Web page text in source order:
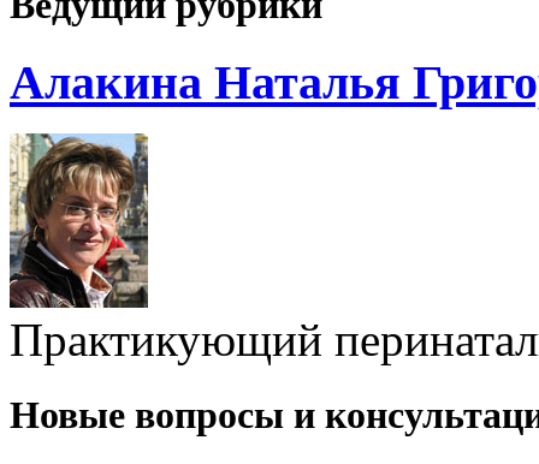
Алакина Наталья
Практикующий
Новые вопросы и